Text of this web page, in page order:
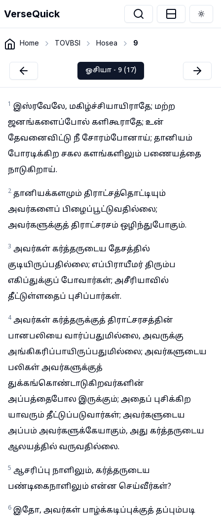
VerseQuick
Home TOVBSI Hosea 9
ஓசியா - 9 (17)
1 இஸ்ரவேலே, மகிழ்ச்சியாயிராதே; மற்ற
ஜனங்களைப்போல் களிகூராதே; உன்
தேவனைவிட்டு நீ சோரம்போனாய்; தானியம்
போரடிக்கிற சகல களங்களிலும் பணையத்தை
நாடுகிறாய்.
2 தானியக்களமும் திராட்சத்தொட்டியும்
அவர்களைப் பிழைப்பூட்டுவதில்லை;
அவர்களுக்குத் திராட்சரசம் ஒழிந்துபோகும்.
3 அவர்கள் கர்த்தருடைய தேசத்தில்
குடியிருப்பதில்லை; எப்பிராயீமர் திரும்ப
எகிப்துக்குப் போவார்கள்; அசீரியாவில்
தீட்டுள்ளதைப் புசிப்பார்கள்.
4 அவர்கள் கர்த்தருக்குத் திராட்சரசத்தின்
பானபலியை வார்ப்பதுமில்லை, அவருக்கு
அங்கிகரிப்பாயிருப்பதுமில்லை; அவர்களுடைய
பலிகள் அவர்களுக்குத்
துக்கங்கொண்டாடுகிறவர்களின்
அப்பத்தைபோல இருக்கும்; அதைப் புசிக்கிற
யாவரும் தீட்டுப்படுவார்கள்; அவர்களுடைய
அப்பம் அவர்களுக்கேயாகும், அது கர்த்தருடைய
ஆலயத்தில் வருவதில்லை.
5 ஆசரிப்பு நாளிலும், கர்த்தருடைய
பண்டிகைநாளிலும் என்ன செய்வீர்கள்?
6 இதோ, அவர்கள் பாழ்க்கடிப்புக்குத் தப்பும்படி